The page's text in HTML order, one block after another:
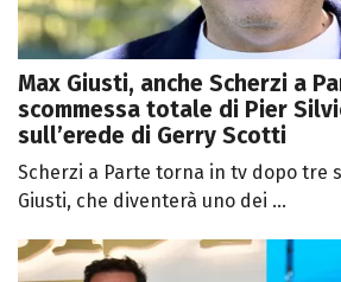
Max Giusti, anche Scherzi a
scommessa totale di Pier
sull’erede di Gerry Scotti
Scherzi a Parte torna in tv dopo tre
Giusti, che diventerà uno dei ...